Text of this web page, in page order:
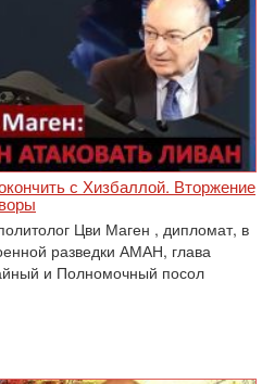
с Хизбаллой. Вторжение
Цви Маген , дипломат, в
разведки АМАН, глава
и Полномочный посол